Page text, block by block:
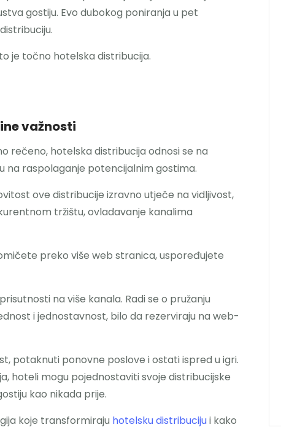
gostiju. Evo dubokog poniranja u pet
je točno hotelska distribucija.
važnosti
rečeno, hotelska distribucija odnosi se na
na raspolaganje potencijalnim gostima.
ove distribucije izravno utječe na vidljivost,
tržištu, ovladavanje kanalima
preko više web stranica, uspoređujete
na više kanala. Radi se o pružanju
i jednostavnost, bilo da rezerviraju na web-
potaknuti ponovne poslove i ostati ispred u igri.
hoteli mogu pojednostaviti svoje distribucijske
kao nikada prije.
koje transformiraju hotelsku distribucijui kako